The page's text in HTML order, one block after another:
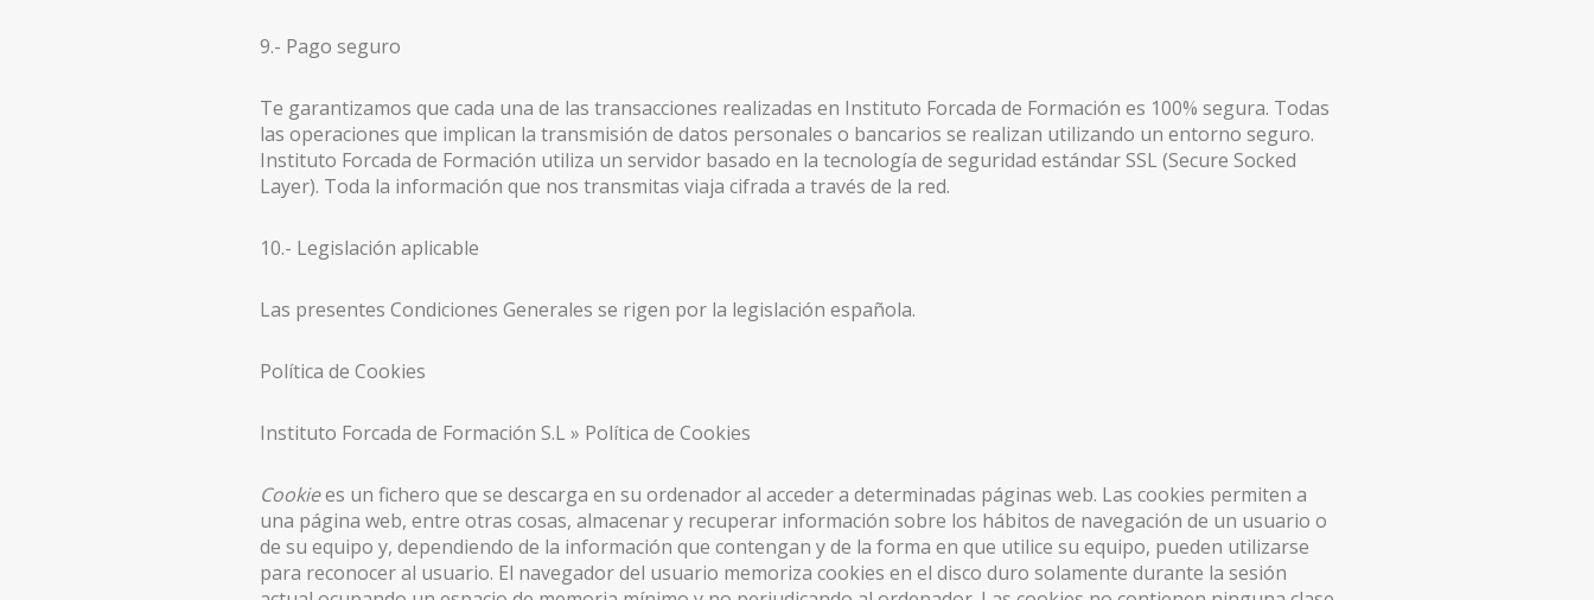
9.- Pago seguro
Te garantizamos que cada una de las transacciones realizadas en Instituto Forcada de Formación es 100% segura. Todas
las operaciones que implican la transmisión de datos personales o bancarios se realizan utilizando un entorno seguro.
Instituto Forcada de Formación utiliza un servidor basado en la tecnología de seguridad estándar SSL (Secure Socked
Layer). Toda la información que nos transmitas viaja cifrada a través de la red.
10.- Legislación aplicable
Las presentes Condiciones Generales se rigen por la legislación española.
Política de Cookies
Instituto Forcada de Formación S.L » Política de Cookies
Cookiees un fichero que se descarga en su ordenador al acceder a determinadas páginas web. Las cookies permiten a
una página web, entre otras cosas, almacenar y recuperar información sobre los hábitos de navegación de un usuario o
de su equipo y, dependiendo de la información que contengan y de la forma en que utilice su equipo, pueden utilizarse
para reconocer al usuario. El navegador del usuario memoriza cookies en el disco duro solamente durante la sesión